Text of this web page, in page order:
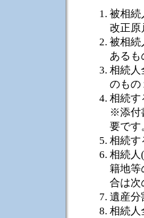
被相続
改正原
被相続
あるも
相続人
のもの
相続す
※添付
要です
相続す
相続人
籍地等
合は次
遺産分
相続人